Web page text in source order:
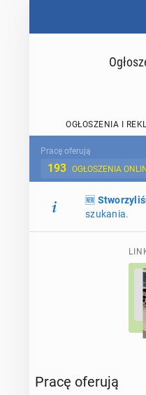
OGŁOSZENIA I
Pracę oferują
193 OGŁOSZENIA
🆕
szukania.
Pracę oferują